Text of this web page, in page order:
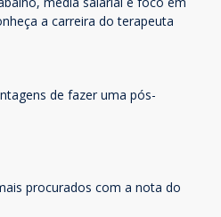
a carreira do terapeuta
de fazer uma pós-
procurados com a nota do